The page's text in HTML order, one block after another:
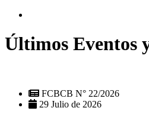
Últimos Eventos
FCBCB N° 22/2026
29 Julio de 2026